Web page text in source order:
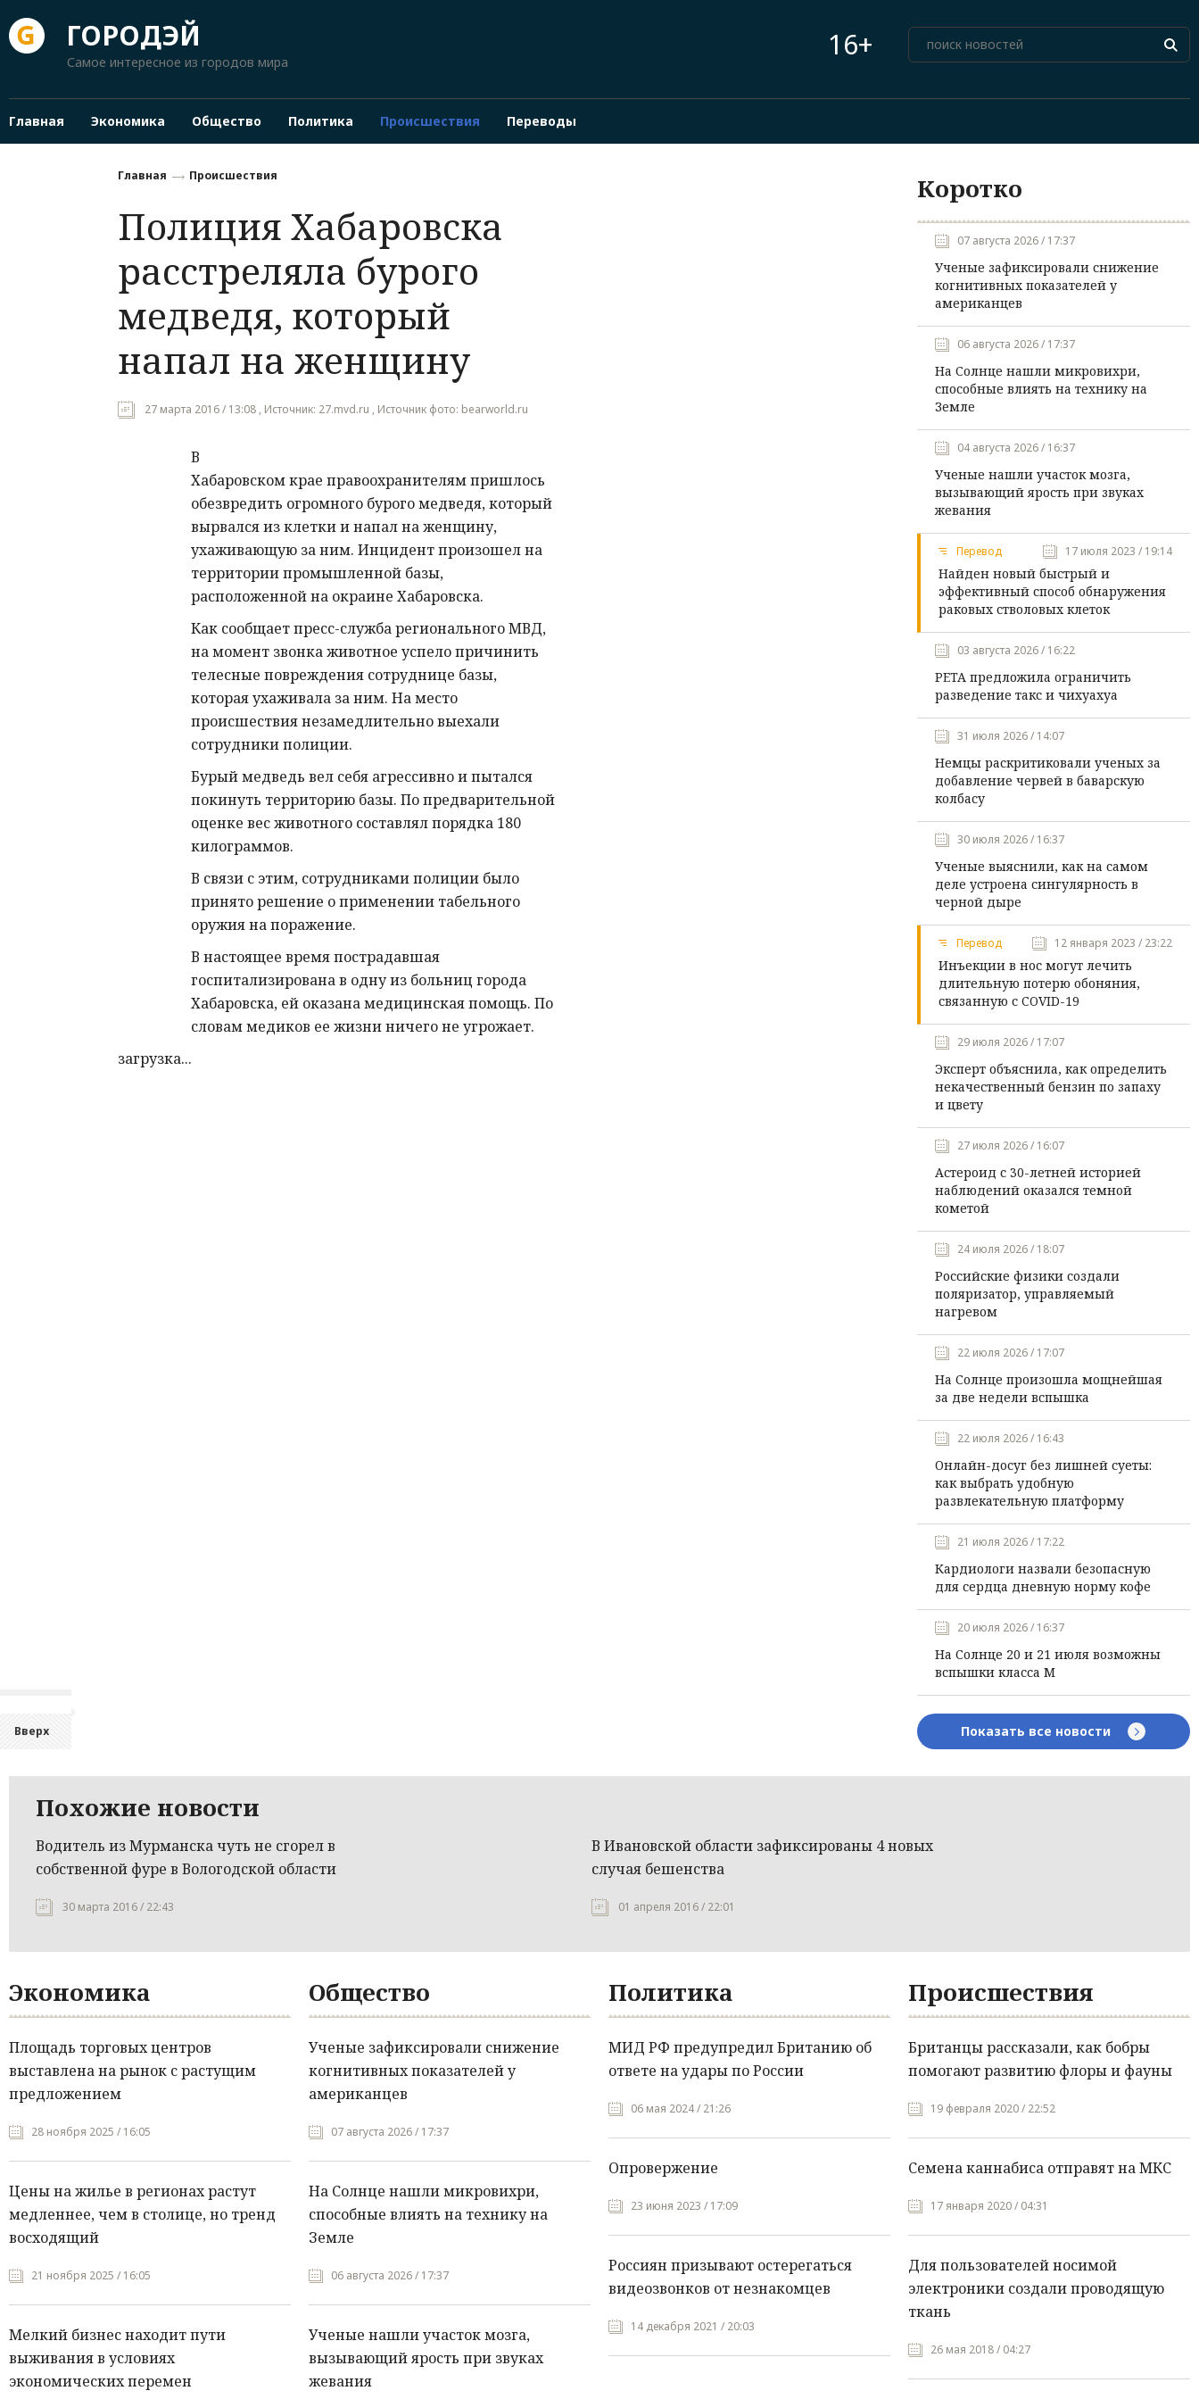
ГОРОДЭЙ
Самое интересное из городов мира 16+
Главная Экономика Общество Политика Происшествия Переводы
Вверх
Главная Происшествия
Полиция Хабаровска
расстреляла бурого
медведя, который
напал на женщину
27 марта 2016 / 13:08 , Источник: 27.mvd.ru , Источник фото: bearworld.ru
В
Хабаровском крае правоохранителям пришлось
обезвредить огромного бурого медведя, который
вырвался из клетки и напал на женщину,
ухаживающую за ним. Инцидент произошел на
территории промышленной базы,
расположенной на окраине Хабаровска.
Как сообщает пресс-служба регионального МВД,
на момент звонка животное успело причинить
телесные повреждения сотруднице базы,
которая ухаживала за ним. На место
происшествия незамедлительно выехали
сотрудники полиции.
Бурый медведь вел себя агрессивно и пытался
покинуть территорию базы. По предварительной
оценке вес животного составлял порядка 180
килограммов.
В связи с этим, сотрудниками полиции было
принято решение о применении табельного
оружия на поражение.
В настоящее время пострадавшая
госпитализирована в одну из больниц города
Хабаровска, ей оказана медицинская помощь. По
словам медиков ее жизни ничего не угрожает.
загрузка...
Коротко
07 августа 2026 / 17:37
Ученые зафиксировали снижение
когнитивных показателей у
американцев
06 августа 2026 / 17:37
На Солнце нашли микровихри,
способные влиять на технику на
Земле
04 августа 2026 / 16:37
Ученые нашли участок мозга,
вызывающий ярость при звуках
жевания
Перевод 17 июля 2023 / 19:14
Найден новый быстрый и
эффективный способ обнаружения
раковых стволовых клеток
03 августа 2026 / 16:22
PETA предложила ограничить
разведение такс и чихуахуа
31 июля 2026 / 14:07
Немцы раскритиковали ученых за
добавление червей в баварскую
колбасу
30 июля 2026 / 16:37
Ученые выяснили, как на самом
деле устроена сингулярность в
черной дыре
Перевод 12 января 2023 / 23:22
Инъекции в нос могут лечить
длительную потерю обоняния,
связанную с COVID-19
29 июля 2026 / 17:07
Эксперт объяснила, как определить
некачественный бензин по запаху
и цвету
27 июля 2026 / 16:07
Астероид с 30-летней историей
наблюдений оказался темной
кометой
24 июля 2026 / 18:07
Российские физики создали
поляризатор, управляемый
нагревом
22 июля 2026 / 17:07
На Солнце произошла мощнейшая
за две недели вспышка
22 июля 2026 / 16:43
Онлайн-досуг без лишней суеты:
как выбрать удобную
развлекательную платформу
21 июля 2026 / 17:22
Кардиологи назвали безопасную
для сердца дневную норму кофе
20 июля 2026 / 16:37
На Солнце 20 и 21 июля возможны
вспышки класса М
Показать все новости
Похожие новости
Водитель из Мурманска чуть не сгорел в
собственной фуре в Вологодской области
30 марта 2016 / 22:43
В Ивановской области зафиксированы 4 новых
случая бешенства
01 апреля 2016 / 22:01
Экономика
Площадь торговых центров
выставлена на рынок с растущим
предложением
28 ноября 2025 / 16:05
Цены на жилье в регионах растут
медленнее, чем в столице, но тренд
восходящий
21 ноября 2025 / 16:05
Мелкий бизнес находит пути
выживания в условиях
экономических перемен
Общество
Ученые зафиксировали снижение
когнитивных показателей у
американцев
07 августа 2026 / 17:37
На Солнце нашли микровихри,
способные влиять на технику на
Земле
06 августа 2026 / 17:37
Ученые нашли участок мозга,
вызывающий ярость при звуках
жевания
Политика
МИД РФ предупредил Британию об
ответе на удары по России
06 мая 2024 / 21:26
Опровержение
23 июня 2023 / 17:09
Россиян призывают остерегаться
видеозвонков от незнакомцев
14 декабря 2021 / 20:03
Происшествия
Британцы рассказали, как бобры
помогают развитию флоры и фауны
19 февраля 2020 / 22:52
Семена каннабиса отправят на МКС
17 января 2020 / 04:31
Для пользователей носимой
электроники создали проводящую
ткань
26 мая 2018 / 04:27